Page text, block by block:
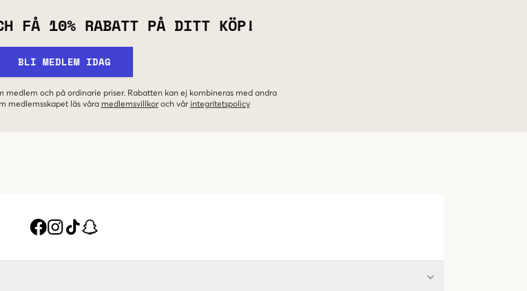
FÅ 10% RABATT PÅ DITT KÖP!
BLI MEDLEM IDAG
medlem och på ordinarie priser. Rabatten kan ej kombineras med andra
medlemsskapet läs våra medlemsvillkor och vår integritetspolicy